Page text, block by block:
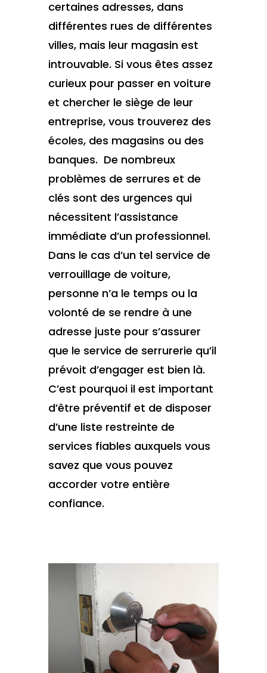
certaines adresses, dans
différentes rues de différentes
villes, mais leur magasin est
introuvable. Si vous êtes assez
curieux pour passer en voiture
et chercher le siège de leur
entreprise, vous trouverez des
écoles, des magasins ou des
banques. De nombreux
problèmes de serrures et de
clés sont des urgences qui
nécessitent l’assistance
immédiate d’un professionnel.
Dans le cas d’un tel service de
verrouillage de voiture,
personne n’a le temps ou la
volonté de se rendre à une
adresse juste pour s’assurer
que le service de serrurerie qu’il
prévoit d’engager est bien là.
C’est pourquoi il est important
d’être préventif et de disposer
d’une liste restreinte de
services fiables auxquels vous
savez que vous pouvez
accorder votre entière
confiance.